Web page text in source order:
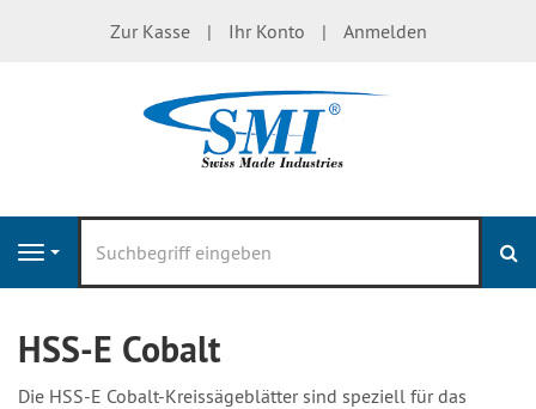
Zur Kasse Ihr Konto Anmelden
Navigation
HSS-E Cobalt
Die HSS-E Cobalt-Kreissägeblätter sind speziell für das